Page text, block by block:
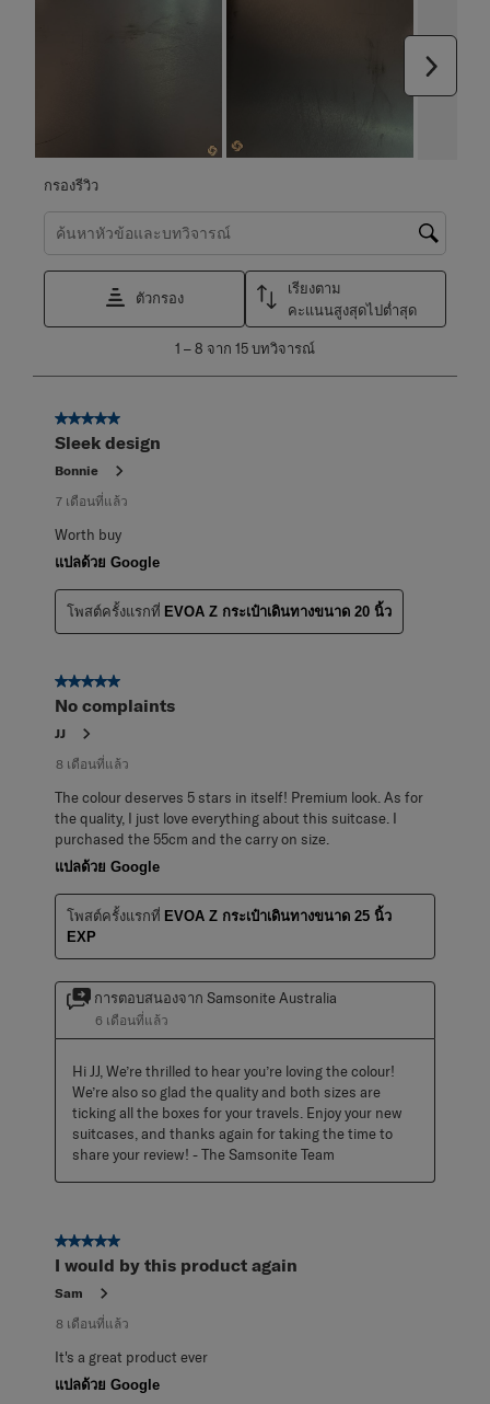
กรองรีวิว
ค้นหาหัวข้อและตรวจสอบภูมิภาคการค้นหา
ตัวกรอง
เรียงตาม
คะแนนสูงสุดไปต่ำสุด
8
วิจารณ์
1 –8 จาก 15บทวิจารณ์
5 จาก 5 ดาว
Sleek design
Bonnie
7 เดือนที่แล้ว
Worth buy
แปลด้วย Google
โพสต์ครั้งแรกที่ EVOA Z กระเป๋าเดินทางขนาด 20 นิ้ว
5 จาก 5 ดาว
No complaints
JJ
8 เดือนที่แล้ว
The colour deserves 5 stars in itself! Premium look. As for
the quality, I just love everything about this suitcase. I
purchased the 55cm and the carry on size.
แปลด้วย Google
โพสต์ครั้งแรกที่ EVOA Z กระเป๋าเดินทางขนาด 25 นิ้ว
EXP
การตอบสนองจาก Samsonite Australia
6 เดือนที่แล้ว
Hi JJ, We’re thrilled to hear you’re loving the colour!
We’re also so glad the quality and both sizes are
ticking all the boxes for your travels. Enjoy your new
suitcases, and thanks again for taking the time to
share your review! - The Samsonite Team
5 จาก 5 ดาว
I would by this product again
Sam
8 เดือนที่แล้ว
It's a great product ever
แปลด้วย Google